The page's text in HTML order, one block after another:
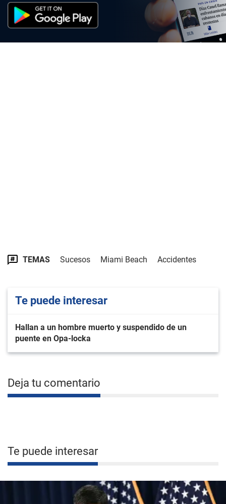
TEMAS Sucesos Miami Beach Accidentes
Te puede interesar
Hallan a un hombre muerto y suspendido de un
puente en Opa-locka
Deja tu comentario
Te puede interesar